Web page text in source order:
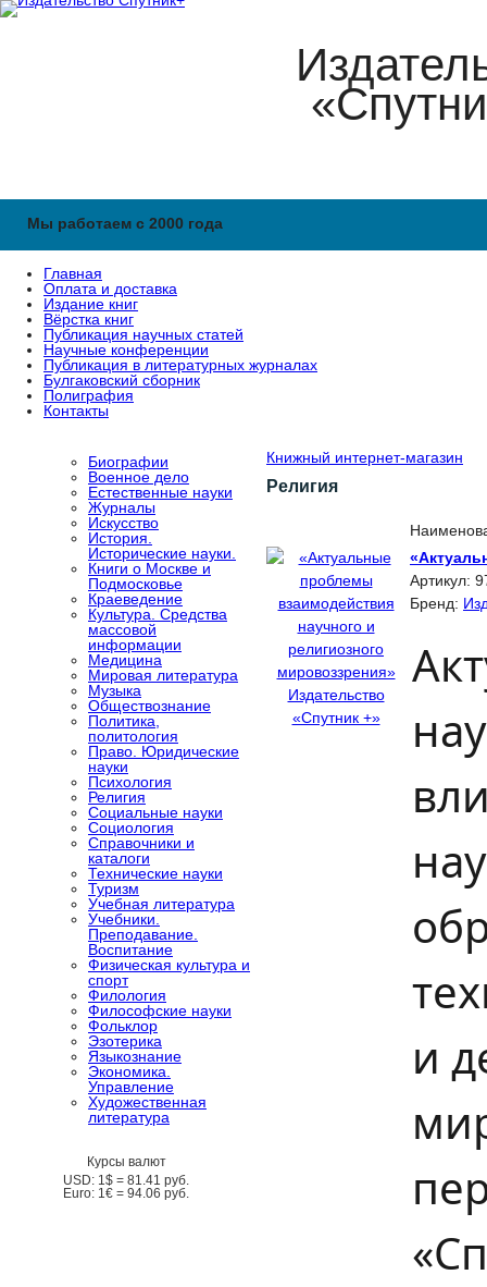
Мы работаем с 2000 года
Главная
Оплата и доставка
Издание книг
Вёрстка книг
Публикация научных статей
Научные конференции
Публикация в литературных журналах
Булгаковский сборник
Полиграфия
Контакты
Книжный интернет-магазин
Религия
Артикул:
Бренд:
и
Биографии
Военное дело
Естественные науки
Журналы
Искусство
История.
Исторические науки.
Книги о Москве и
Подмосковье
Краеведение
Культура. Средства
массовой
информации
Медицина
Мировая литература
Музыка
Обществознание
Политика,
политология
Право. Юридические
науки
Психология
Религия
Социальные науки
Социология
Справочники и
каталоги
Технические науки
Туризм
Учебная литература
Учебники.
Преподавание.
Воспитание
Физическая культура и
спорт
Филология
Философские науки
Фольклор
Эзотерика
Языкознание
Экономика.
Управление
Художественная
литература
Курсы валют
USD: 1$ = 81.41 руб.
Euro: 1€ = 94.06 руб.